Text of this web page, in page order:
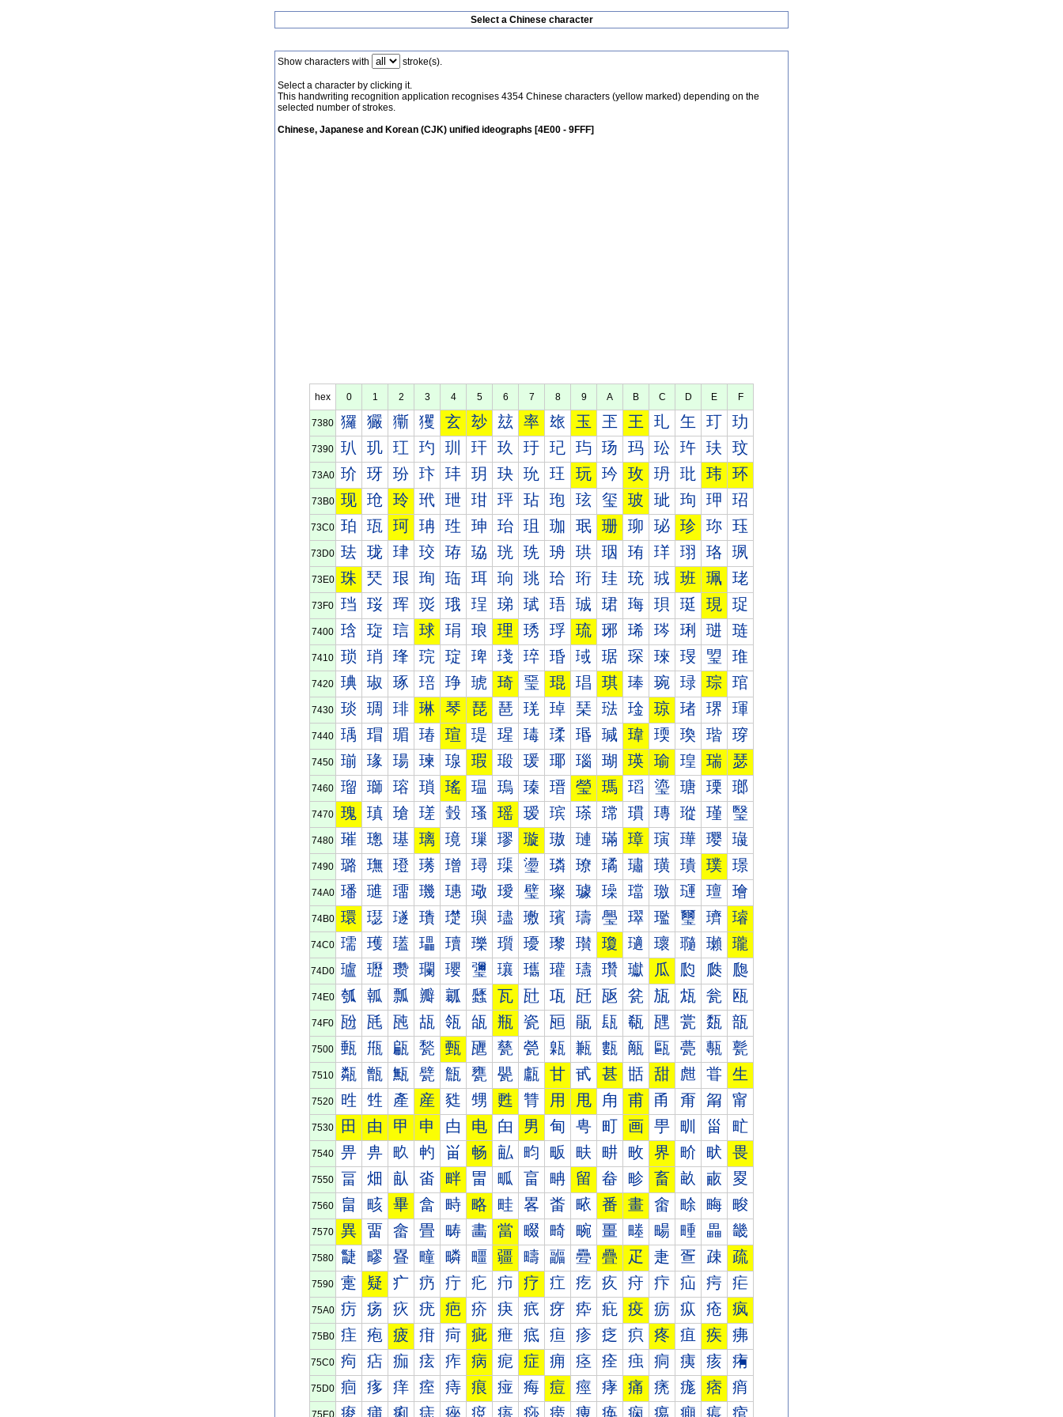
Select a Chinese character
Show characters with stroke(s).
Select a character by clicking it.
This handwriting recognition application recognises 4354 Chinese characters (yellow marked) depending on the
selected number of strokes.
Chinese, Japanese and Korean (CJK) unified ideographs [4E00 - 9FFF]
hex 0 1 2 3 4 5 6 7 8 9 A B C D E F
7380 玀 玁 玂 玃 玄 玅 玆 率 玈 玉 玊 王 玌 玍 玎 玏
7390 玐 玑 玒 玓 玔 玕 玖 玗 玘 玙 玚 玛 玜 玝 玞 玟
73A0 玠 玡 玢 玣 玤 玥 玦 玧 玨 玩 玪 玫 玬 玭 玮 环
73B0 现 玱 玲 玳 玴 玵 玶 玷 玸 玹 玺 玻 玼 玽 玾 玿
73C0 珀 珁 珂 珃 珄 珅 珆 珇 珈 珉 珊 珋 珌 珍 珎 珏
73D0 珐 珑 珒 珓 珔 珕 珖 珗 珘 珙 珚 珛 珜 珝 珞 珟
73E0 珠 珡 珢 珣 珤 珥 珦 珧 珨 珩 珪 珫 珬 班 珮 珯
73F0 珰 珱 珲 珳 珴 珵 珶 珷 珸 珹 珺 珻 珼 珽 現 珿
7400 琀 琁 琂 球 琄 琅 理 琇 琈 琉 琊 琋 琌 琍 琎 琏
7410 琐 琑 琒 琓 琔 琕 琖 琗 琘 琙 琚 琛 琜 琝 琞 琟
7420 琠 琡 琢 琣 琤 琥 琦 琧 琨 琩 琪 琫 琬 琭 琮 琯
7430 琰 琱 琲 琳 琴 琵 琶 琷 琸 琹 琺 琻 琼 琽 琾 琿
7440 瑀 瑁 瑂 瑃 瑄 瑅 瑆 瑇 瑈 瑉 瑊 瑋 瑌 瑍 瑎 瑏
7450 瑐 瑑 瑒 瑓 瑔 瑕 瑖 瑗 瑘 瑙 瑚 瑛 瑜 瑝 瑞 瑟
7460 瑠 瑡 瑢 瑣 瑤 瑥 瑦 瑧 瑨 瑩 瑪 瑫 瑬 瑭 瑮 瑯
7470 瑰 瑱 瑲 瑳 瑴 瑵 瑶 瑷 瑸 瑹 瑺 瑻 瑼 瑽 瑾 瑿
7480 璀 璁 璂 璃 璄 璅 璆 璇 璈 璉 璊 璋 璌 璍 璎 璏
7490 璐 璑 璒 璓 璔 璕 璖 璗 璘 璙 璚 璛 璜 璝 璞 璟
74A0 璠 璡 璢 璣 璤 璥 璦 璧 璨 璩 璪 璫 璬 璭 璮 璯
74B0 環 璱 璲 璳 璴 璵 璶 璷 璸 璹 璺 璻 璼 璽 璾 璿
74C0 瓀 瓁 瓂 瓃 瓄 瓅 瓆 瓇 瓈 瓉 瓊 瓋 瓌 瓍 瓎 瓏
74D0 瓐 瓑 瓒 瓓 瓔 瓕 瓖 瓗 瓘 瓙 瓚 瓛 瓜 瓝 瓞 瓟
74E0 瓠 瓡 瓢 瓣 瓤 瓥 瓦 瓧 瓨 瓩 瓪 瓫 瓬 瓭 瓮 瓯
74F0 瓰 瓱 瓲 瓳 瓴 瓵 瓶 瓷 瓸 瓹 瓺 瓻 瓼 瓽 瓾 瓿
7500 甀 甁 甂 甃 甄 甅 甆 甇 甈 甉 甊 甋 甌 甍 甎 甏
7510 甐 甑 甒 甓 甔 甕 甖 甗 甘 甙 甚 甛 甜 甝 甞 生
7520 甠 甡 產 産 甤 甥 甦 甧 用 甩 甪 甫 甬 甭 甮 甯
7530 田 由 甲 申 甴 电 甶 男 甸 甹 町 画 甼 甽 甾 甿
7540 畀 畁 畂 畃 畄 畅 畆 畇 畈 畉 畊 畋 界 畍 畎 畏
7550 畐 畑 畒 畓 畔 畕 畖 畗 畘 留 畚 畛 畜 畝 畞 畟
7560 畠 畡 畢 畣 畤 略 畦 畧 畨 畩 番 畫 畬 畭 畮 畯
7570 異 畱 畲 畳 畴 畵 當 畷 畸 畹 畺 畻 畼 畽 畾 畿
7580 疀 疁 疂 疃 疄 疅 疆 疇 疈 疉 疊 疋 疌 疍 疎 疏
7590 疐 疑 疒 疓 疔 疕 疖 疗 疘 疙 疚 疛 疜 疝 疞 疟
75A0 疠 疡 疢 疣 疤 疥 疦 疧 疨 疩 疪 疫 疬 疭 疮 疯
75B0 疰 疱 疲 疳 疴 疵 疶 疷 疸 疹 疺 疻 疼 疽 疾 疿
75C0 痀 痁 痂 痃 痄 病 痆 症 痈 痉 痊 痋 痌 痍 痎 痏
75D0 痐 痑 痒 痓 痔 痕 痖 痗 痘 痙 痚 痛 痜 痝 痞 痟
75E0 痠 痡 痢 痣 痤 痥 痦 痧 痨 痩 痪 痫 痬 痭 痮 痯